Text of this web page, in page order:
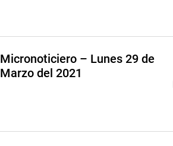
Micronoticiero – Lunes 29 de
Marzo del 2021